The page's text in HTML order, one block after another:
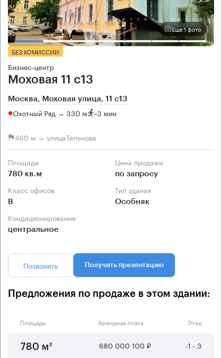
Еще 1 фото
БЕЗ КОМИССИИ
Бизнес-центр
Моховая 11 с13
Москва, Моховая улица, 11 с13
Охотный Ряд → 330 м ~3 мин
460 м → улицаТельнова
Площади
780 кв.м
Цена продажи
по запросу
Класс офисов
B
Тип здания
Особняк
Кондиционирование
центральное
Позвонить Получить презентацию
Предложения по продаже в этом здании:
Площадь Арендная плата Этаж
780 м² 680 000 100 ₽ -1 - 3